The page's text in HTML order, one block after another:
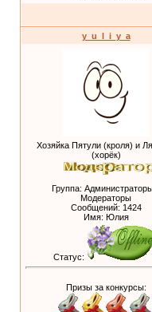
y_u_l_i_y_a
Хозяйка Пятули (кроля) и
(хорёк)
Группа:
Модераторы
Сообщений: 1424
Имя: Юлия
Статус:
Призы за конкурсы: